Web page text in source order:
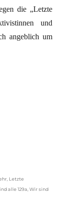
die „Letzte
und
angeblich um
und ihr
Letzte
alle 129a ,Wir sind